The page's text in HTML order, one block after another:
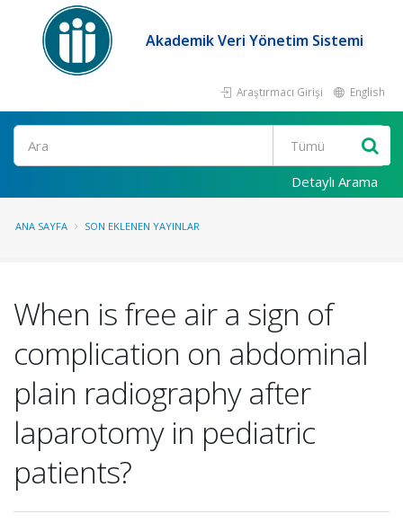
Akademik Veri Yönetim Sistemi
Araştırmacı Girişi English
Ara
Detaylı Arama
ANA SAYFA SON EKLENEN YAYINLAR
When is free air a sign of
complication on abdominal
plain radiography after
laparotomy in pediatric
patients?